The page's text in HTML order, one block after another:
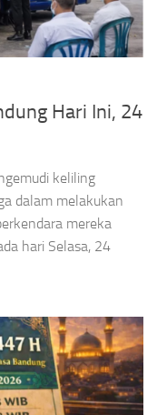
Hari Ini, 24
keliling
dalam melakukan
mereka
hari Selasa, 24